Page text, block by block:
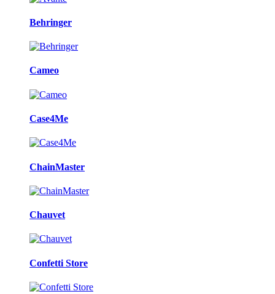
Behringer
Cameo
Case4Me
ChainMaster
Chauvet
Confetti Store